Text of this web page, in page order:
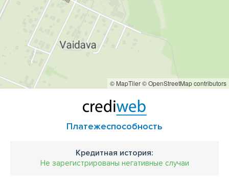
© MapTiler© OpenStreetMap contributors
Платежеспособность
Кредитная история:
Не зарегистрированы негативные случаи